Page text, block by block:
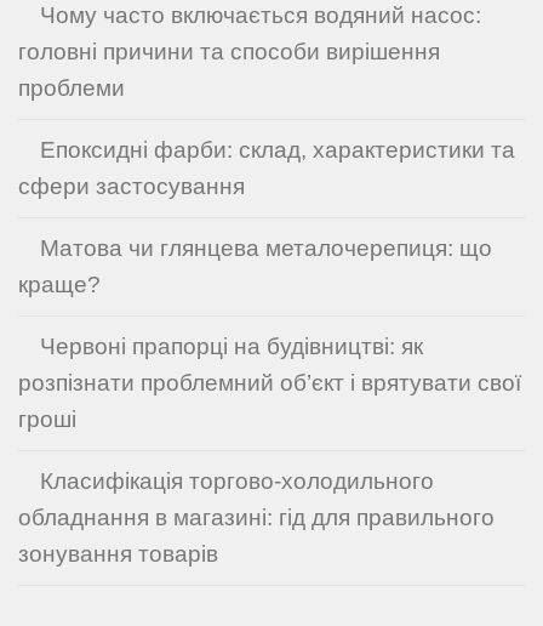
Чому часто включається водяний насос:
головні причини та способи вирішення
проблеми
Епоксидні фарби: склад, характеристики та
сфери застосування
Матова чи глянцева металочерепиця: що
краще?
Червоні прапорці на будівництві: як
розпізнати проблемний об’єкт і врятувати свої
гроші
Класифікація торгово-холодильного
обладнання в магазині: гід для правильного
зонування товарів